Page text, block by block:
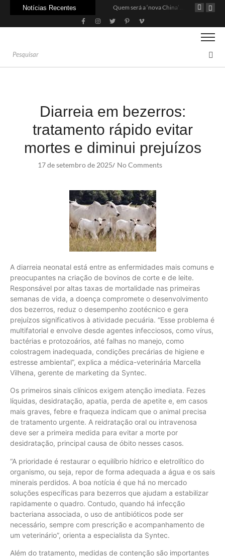
Notícias Recentes Quem será a ‘nova China’ do agro quando o apetite de Pequim acabar?
Diarreia em bezerros:
tratamento rápido evitar
mortes e diminui prejuízos
17 de setembro de 2025/ No Comments
A diarreia neonatal está entre as enfermidades mais comuns e
preocupantes na criação de bovinos de corte e de leite.
Responsável por altas taxas de mortalidade nas primeiras
semanas de vida, a doença compromete o desenvolvimento
dos bezerros, reduz o desempenho zootécnico e gera
prejuízos significativos à atividade pecuária. “Esse problema é
multifatorial e envolve desde agentes infecciosos, como vírus,
bactérias e protozoários, até falhas no manejo, como
colostragem inadequada, condições precárias de higiene e
estresse ambiental”, explica a médica-veterinária Marcella
Vilhena, gerente de marketing da Syntec.
Os primeiros sinais clínicos exigem atenção imediata. Fezes
líquidas, desidratação, apatia, perda de apetite e, em casos
mais graves, febre e fraqueza indicam que o animal precisa
de tratamento urgente. A reidratação oral ou intravenosa
deve ser a primeira medida para evitar a morte por
desidratação, principal causa de óbito nesses casos.
“A prioridade é restaurar o equilíbrio hídrico e eletrolítico do
organismo, ou seja, repor de forma adequada a água e os sais
minerais perdidos. A boa notícia é que há no mercado
soluções específicas para bezerros que ajudam a estabilizar
rapidamente o quadro. Contudo, quando há infecção
bacteriana associada, o uso de antibióticos pode ser
necessário, sempre com prescrição e acompanhamento de
um veterinário”, orienta a especialista da Syntec.
Além do tratamento, medidas de contenção são importantes